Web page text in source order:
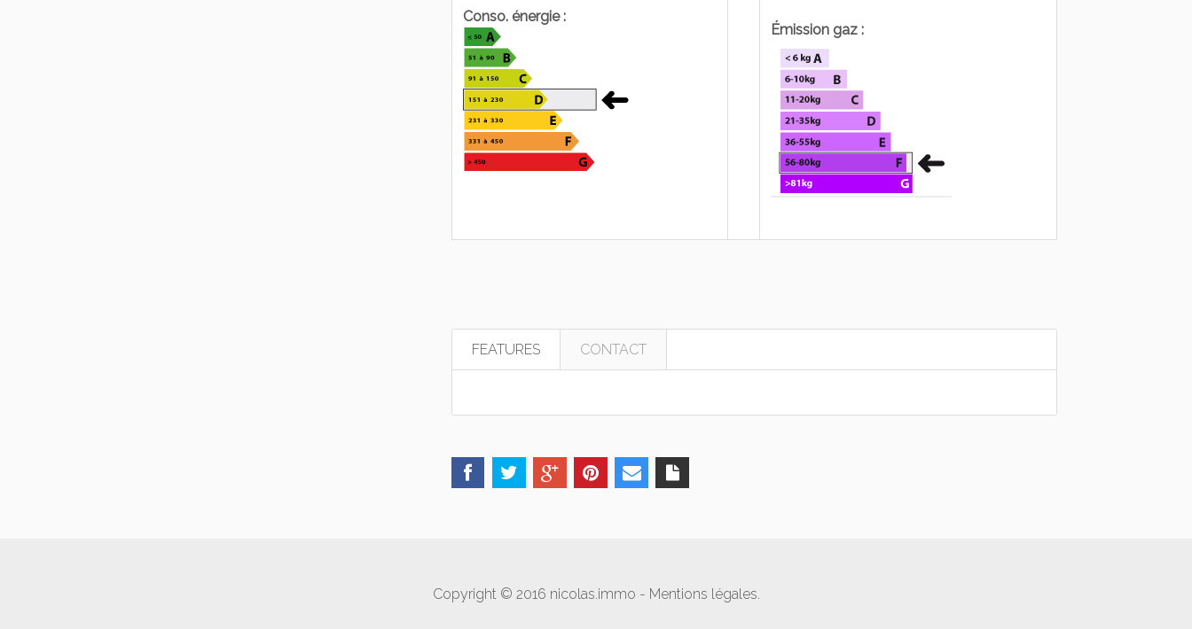
Conso. énergie :
Émission gaz :
FEATURES CONTACT
Copyright © 2016 nicolas.immo - Mentions légales